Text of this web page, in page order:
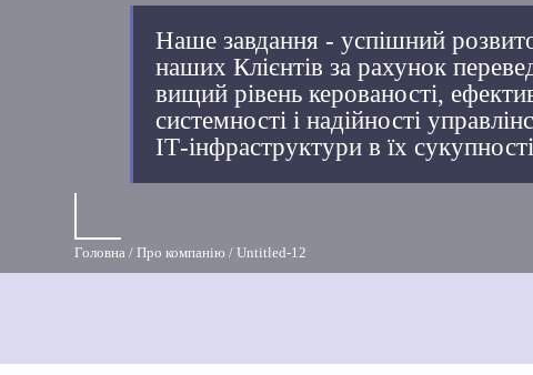
Наше завдання - успішний
наших Клієнтів за рахунок
вищий рівень керованості,
системності і надійності
ІТ-інфраструктури в їх сукупності
Головна Про компанію Untitled-12